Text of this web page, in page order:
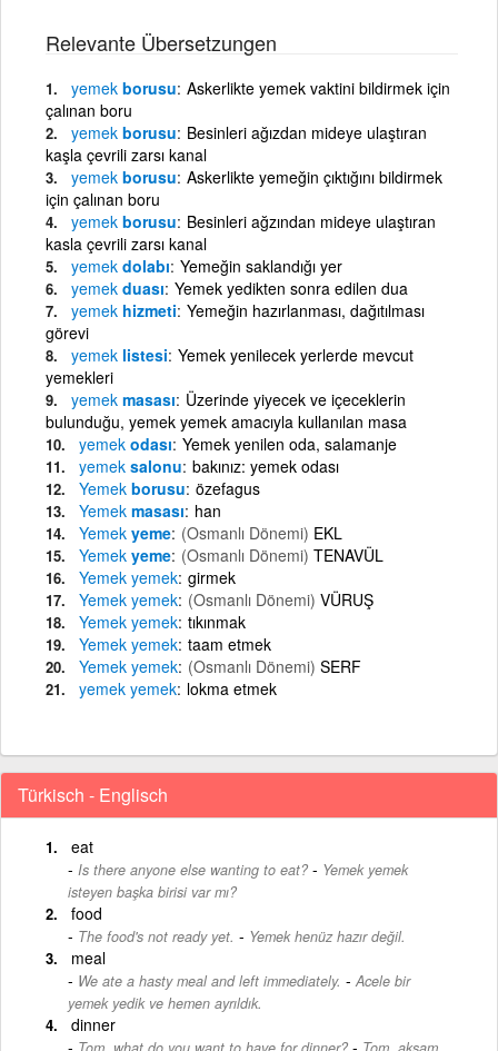
Relevante Übersetzungen
yemek borusu Askerlikte yemek vaktini bildirmek için
çalınan boru
yemek borusu Besinleri ağızdan mideye ulaştıran
kaşla çevrili zarsı kanal
yemek borusu Askerlikte yemeğin çıktığını bildirmek
için çalınan boru
yemek borusu Besinleri ağzından mideye ulaştıran
kasla çevrili zarsı kanal
yemek dolabı Yemeğin saklandığı yer
yemek duası Yemek yedikten sonra edilen dua
yemek hizmeti Yemeğin hazırlanması, dağıtılması
görevi
yemek listesi Yemek yenilecek yerlerde mevcut
yemekleri
yemek masası Üzerinde yiyecek ve içeceklerin
bulunduğu, yemek yemek amacıyla kullanılan masa
yemek odası Yemek yenilen oda, salamanje
yemek salonu bakınız: yemek odası
Yemek borusu özefagus
Yemek masası han
Yemek yeme (Osmanlı Dönemi) EKL
Yemek yeme (Osmanlı Dönemi) TENAVÜL
Yemek yemek girmek
Yemek yemek (Osmanlı Dönemi) VÜRUŞ
Yemek yemek tıkınmak
Yemek yemek taam etmek
Yemek yemek (Osmanlı Dönemi) SERF
yemek yemek lokma etmek
Türkisch - Englisch
eat
Is there anyone else wanting to eat? - Yemek yemek
isteyen başka birisi var mı?
food
The food's not ready yet. - Yemek henüz hazır değil.
meal
We ate a hasty meal and left immediately. - Acele bir
yemek yedik ve hemen ayrıldık.
dinner
-